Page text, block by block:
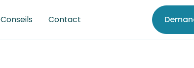
Conseils Contact